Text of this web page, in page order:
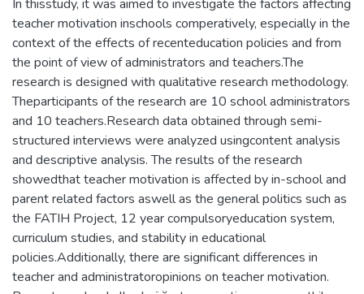
In thisstudy, it was aimed to investigate the factors affecting
teacher motivation inschools comperatively, especially in the
context of the effects of recenteducation policies and from
the point of view of administrators and teachers.The
research is designed with qualitative research methodology.
Theparticipants of the research are 10 school administrators
and 10 teachers.Research data obtained through semi-
structured interviews were analyzed usingcontent analysis
and descriptive analysis. The results of the research
showedthat teacher motivation is affected by in-school and
parent related factors aswell as the general politics such as
the FATIH Project, 12 year compulsoryeducation system,
curriculum studies, and stability in educational
policies.Additionally, there are significant differences in
teacher and administratoropinions on teacher motivation.